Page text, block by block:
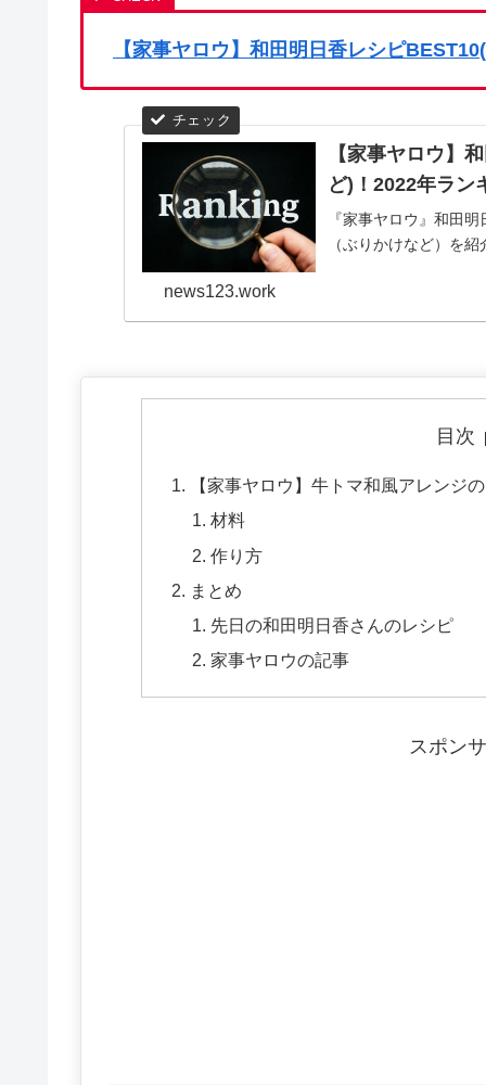
【家事ヤロウ】和田明日香レシピ
【家事ヤロウ】
ど)！2022年ラン
『家事ヤロウ』和田
（ぶりかけなど）を
news123.work
目次
【家事ヤロウ】牛トマ和風アレンジ
材料
作り方
まとめ
先日の和田明日香さんのレシピ
家事ヤロウの記事
スポン